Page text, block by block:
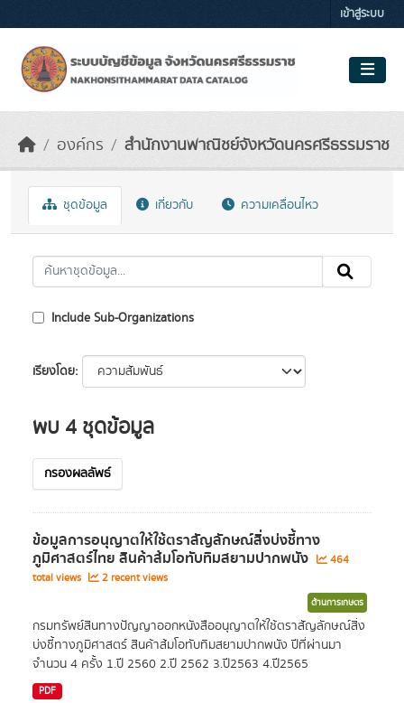
เข้าสู่ระบบ
องค์กร สำนักงานพาณิชย์จังหวัดนครศรีธรรมราช
ชุดข้อมูล เกี่ยวกับ ความเคลื่อนไหว
Include Sub-Organizations
เรียงโดย
พบ 4 ชุดข้อมูล
กรองผลลัพธ์
ข้อมูลการอนุญาตให้ใช้ตราสัญลักษณ์สิ่งบ่งชี้ทาง
ภูมิศาสตร์ไทย สินค้าส้มโอทับทิมสยามปากพนัง
464
total views
2 recent views
ด้านการเกษตร
กรมทรัพย์สินทางปัญญาออกหนังสืออนุญาตให้ใช้ตราสัญลักษณ์สิ่ง
บ่งชี้ทางภูมิศาสตร์ สินค้าส้มโอทับทิมสยามปากพนัง ปีที่ผ่านมา
จำนวน 4 ครั้ง 1.ปี 2560 2.ปี 2562 3.ปี2563 4.ปี2565
PDF